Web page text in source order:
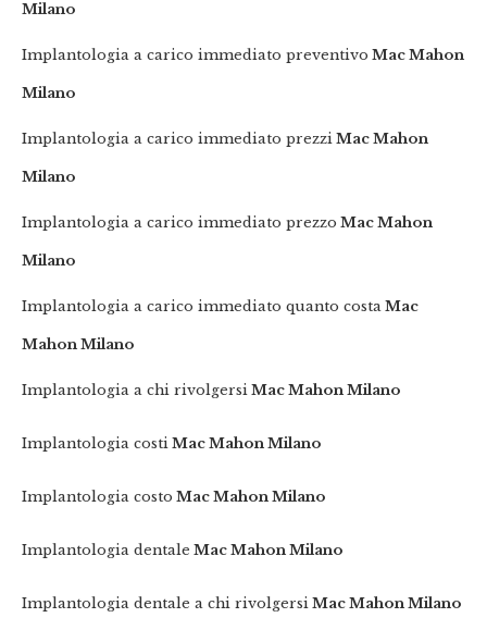
Milano
Implantologia a carico immediato preventivo Mac Mahon
Milano
Implantologia a carico immediato prezzi Mac Mahon
Milano
Implantologia a carico immediato prezzo Mac Mahon
Milano
Implantologia a carico immediato quanto costa Mac
Mahon Milano
Implantologia a chi rivolgersi Mac Mahon Milano
Implantologia costi Mac Mahon Milano
Implantologia costo Mac Mahon Milano
Implantologia dentale Mac Mahon Milano
Implantologia dentale a chi rivolgersi Mac Mahon Milano